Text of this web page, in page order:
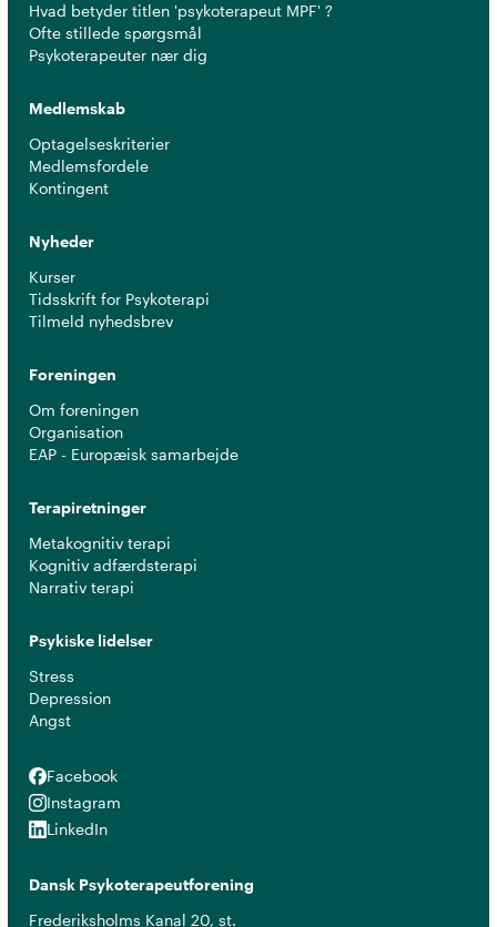
Hvad betyder titlen 'psykoterapeut MPF' ?
Ofte stillede spørgsmål
Psykoterapeuter nær dig
Medlemskab
Optagelseskriterier
Medlemsfordele
Kontingent
Nyheder
Kurser
Tidsskrift for Psykoterapi
Tilmeld nyhedsbrev
Foreningen
Om foreningen
Organisation
EAP - Europæisk samarbejde
Terapiretninger
Metakognitiv terapi
Kognitiv adfærdsterapi
Narrativ terapi
Psykiske lidelser
Stress
Depression
Angst
Facebook
Facebook
Instagram
Instagram
LinkedIn
LinkedIn
Dansk Psykoterapeutforening
Frederiksholms Kanal 20, st.